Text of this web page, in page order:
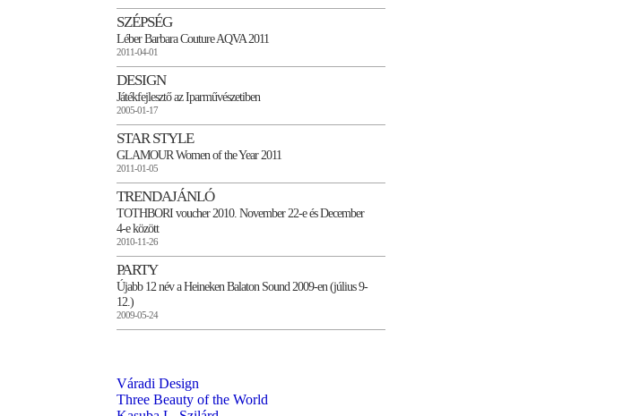
SZÉPSÉG
Léber Barbara Couture AQVA 2011
2011-04-01
DESIGN
Játékfejlesztő az Iparművészetiben
2005-01-17
STAR STYLE
GLAMOUR Women of the Year 2011
2011-01-05
TRENDAJÁNLÓ
TOTHBORI voucher 2010. November 22-e és December
4-e között
2010-11-26
PARTY
Újabb 12 név a Heineken Balaton Sound 2009-en (július 9-
12.)
2009-05-24
Váradi Design
Three Beauty of the World